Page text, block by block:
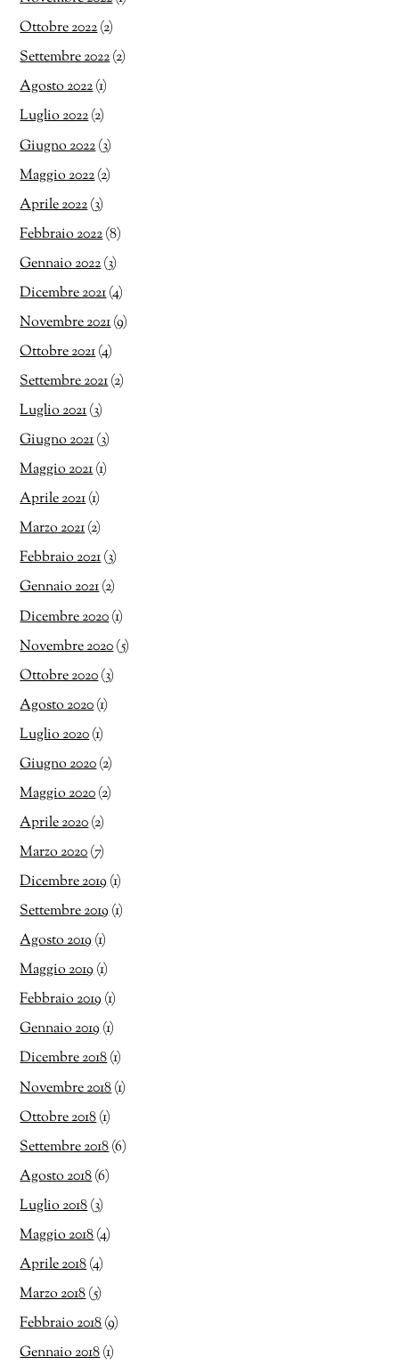
Ottobre 2022(2)
Settembre 2022(2)
Agosto 2022(1)
Luglio 2022(2)
Giugno 2022(3)
Maggio 2022(2)
Aprile 2022(3)
Febbraio 2022(8)
Gennaio 2022(3)
Dicembre 2021(4)
Novembre 2021(9)
Ottobre 2021(4)
Settembre 2021(2)
Luglio 2021(3)
Giugno 2021(3)
Maggio 2021(1)
Aprile 2021(1)
Marzo 2021(2)
Febbraio 2021(3)
Gennaio 2021(2)
Dicembre 2020(1)
Novembre 2020(5)
Ottobre 2020(3)
Agosto 2020(1)
Luglio 2020(1)
Giugno 2020(2)
Maggio 2020(2)
Aprile 2020(2)
Marzo 2020(7)
Dicembre 2019(1)
Settembre 2019(1)
Agosto 2019(1)
Maggio 2019(1)
Febbraio 2019(1)
Gennaio 2019(1)
Dicembre 2018(1)
Novembre 2018(1)
Ottobre 2018(1)
Settembre 2018(6)
Agosto 2018(6)
Luglio 2018(3)
Maggio 2018(4)
Aprile 2018(4)
Marzo 2018(5)
Febbraio 2018(9)
Gennaio 2018(1)